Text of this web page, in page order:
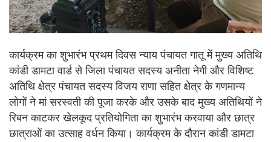
कार्यक्रम का शुभारंभ प्रथम दिवस न्याय पंचायत गातू में मुख्य अतिथि
कांडी डामटा वार्ड से जिला पंचायत सदस्य अनीता नेगी और विशिष्ट
अतिथि क्षेत्र पंचायत सदस्य विजय राणा सहित क्षेत्र के गणमान्य
लोगों ने मां सरस्वती की पूजा करके और उसके बाद मुख्य अतिथियों ने
रिबन काटकर खेलकूद प्रतियोगिता का शुभारंभ करवाया और छात्र
छात्राओं का उत्साह वर्धन किया। कार्यक्रम के दौरान कांडी डामटा